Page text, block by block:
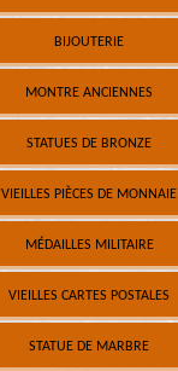
BIJOUTERIE
MONTRE ANCIENNES
STATUES DE BRONZE
VIEILLES PIÈCES DE MONNAIE
MÉDAILLES MILITAIRE
VIEILLES CARTES POSTALES
STATUE DE MARBRE